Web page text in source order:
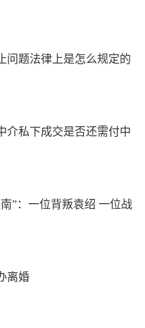
问题法律上是怎么规定的
介私下成交是否还需付中
”：一位背叛袁绍 一位战
离婚